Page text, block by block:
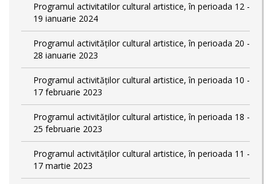
Programul activitatilor cultural artistice, în perioada 12 -
19 ianuarie 2024
Programul activităților cultural artistice, în perioada 20 -
28 ianuarie 2023
Programul activităților cultural artistice, în perioada 10 -
17 februarie 2023
Programul activităților cultural artistice, în perioada 18 -
25 februarie 2023
Programul activităților cultural artistice, în perioada 11 -
17 martie 2023